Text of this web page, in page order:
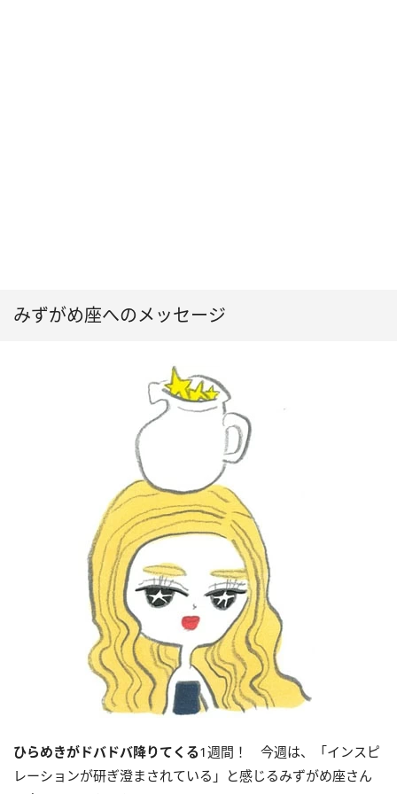
みずがめ座へのメッセージ
ひらめきがドバドバ降りてくる1週間！ 今週は、「インスピ
レーションが研ぎ澄まされている」と感じるみずがめ座さん